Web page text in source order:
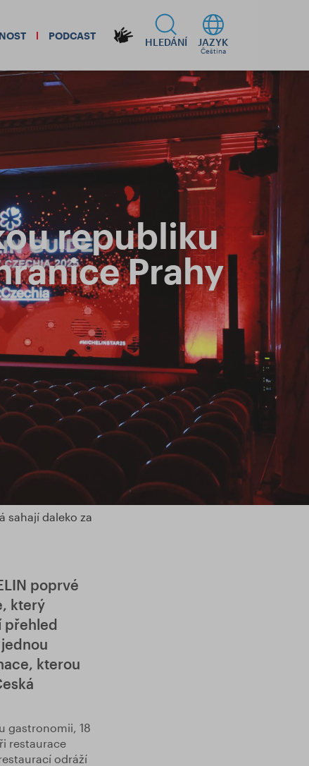
PODCAST
HLEDÁNÍ JAZYK
Čeština
republiku
Prahy
sahají daleko za
poprvé
který
přehled
kterou
gastronomii, 18
restaurace
odráží